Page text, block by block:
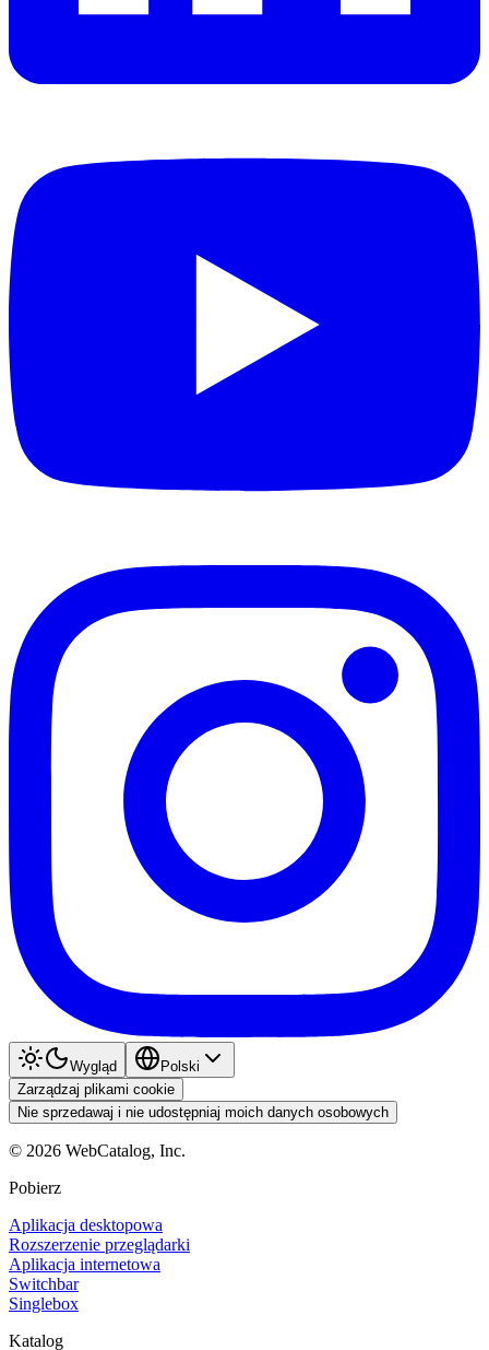
Wygląd
Polski
Zarządzaj plikami cookie
Nie sprzedawaj i nie udostępniaj moich danych osobowych
© 2026 WebCatalog, Inc.
Pobierz
Aplikacja desktopowa
Rozszerzenie przeglądarki
Aplikacja internetowa
Switchbar
Singlebox
Katalog